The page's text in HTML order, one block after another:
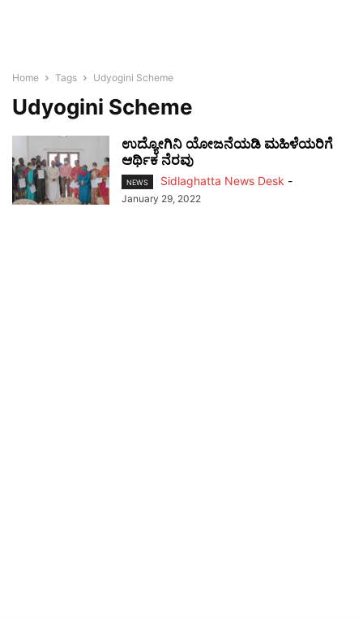
Home Tags Udyogini Scheme
Udyogini Scheme
ಉದ್ಯೋಗಿನಿ ಯೋಜನೆಯಡಿ ಮಹಿಳೆಯರಿಗೆ
ಆರ್ಥಿಕ ನೆರವು
NEWS Sidlaghatta News Desk -
January 29, 2022